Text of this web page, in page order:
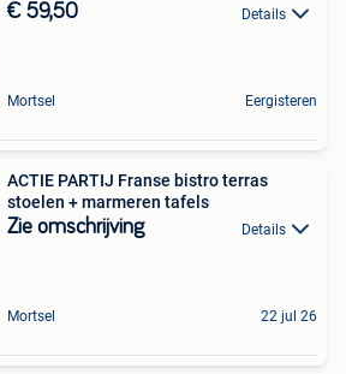
€ 59,50 Details
Mortsel Eergisteren
ACTIE PARTIJ Franse bistro terras
stoelen + marmeren tafels
Zie omschrijving Details
Mortsel 22 jul 26